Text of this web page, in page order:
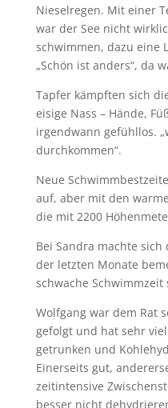
Nieselregen. Mit einer
war der See nicht
schwimmen, dazu eine
„Schön ist anders“, da
Tapfer kämpften sich
eisige Nass – Hände,
irgendwann gefühllos.
durchkommen“.
Neue
auf, aber mit den
die mit 2200
Bei Sandra machte
der letzten Monate
schwache
Wolfgang war dem Rat
gefolgt und hat sehr
getrunken und
Einerseits gut,
zeitintensive
besser nicht